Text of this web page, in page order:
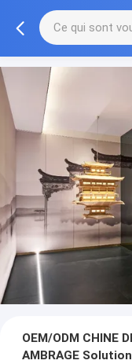
OEM/ODM CHINE
AMBRAGE